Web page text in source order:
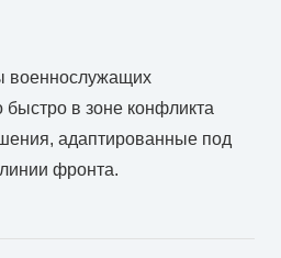
военнослужащих
быстро в зоне конфликта
адаптированные под
фронта.